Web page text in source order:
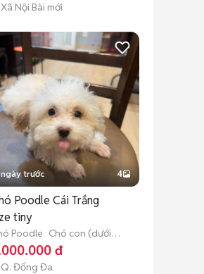
Xã Nội Bài mới
trước 4
Poodle Cái Trắng
tiny
Poodle Chó con (dưới 3
tuổi)
đ
Q. Đống Đa